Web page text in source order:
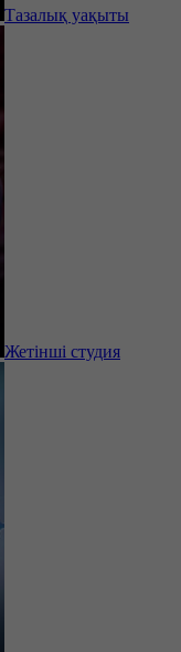
Тазалық уақыты
Жетінші студия